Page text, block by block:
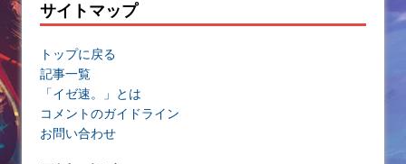
サイトマップ
トップに戻る
記事一覧
「イゼ速。」とは
コメントのガイドライン
お問い合わせ